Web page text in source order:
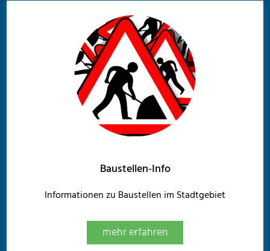
Baustellen-Info
Informationen zu Baustellen im Stadtgebiet
mehr erfahren